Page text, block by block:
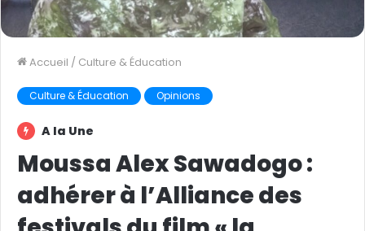
Accueil / Culture & Éducation
Culture & Éducation Opinions
A la Une
Moussa Alex Sawadogo :
adhérer à l’Alliance des